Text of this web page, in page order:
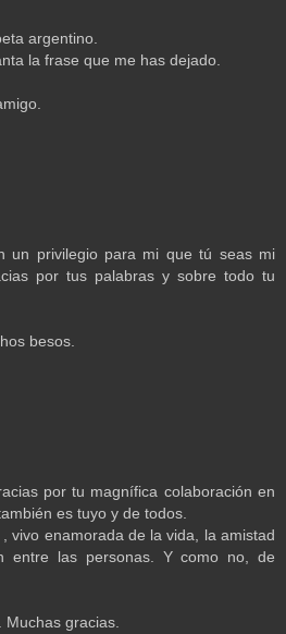
argentino.
la frase que me has dejado.
un privilegio para mi que tú seas mi
por tus palabras y sobre todo tu
besos.
por tu magnífica colaboración en
es tuyo y de todos.
vivo enamorada de la vida, la amistad
entre las personas. Y como no, de
gracias.